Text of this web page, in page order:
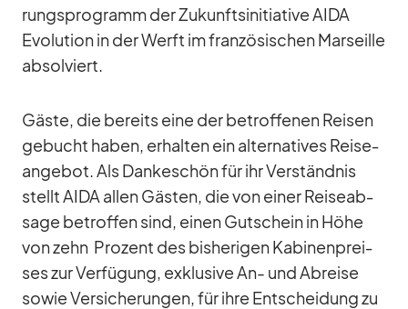
rungs­pro­gramm der Zu­kunfts­in­itia­tive AIDA
Evo­lu­tion in der Werft im fran­zö­si­schen Mar­seille
ab­sol­viert.
Gäste, die be­reits eine der be­trof­fe­nen Rei­sen
ge­bucht ha­ben, er­hal­ten ein al­ter­na­ti­ves Rei­se­
an­ge­bot. Als Dan­ke­schön für ihr Ver­ständ­nis
stellt AIDA al­len Gäs­ten, die von ei­ner Rei­se­ab­
sage be­trof­fen sind, ei­nen Gut­schein in Höhe
von zehn Pro­zent des bis­he­ri­gen Ka­bi­nen­prei­
ses zur Ver­fü­gung, ex­klu­sive An- und Ab­reise
so­wie Ver­si­che­run­gen, für ihre Ent­schei­dung zu